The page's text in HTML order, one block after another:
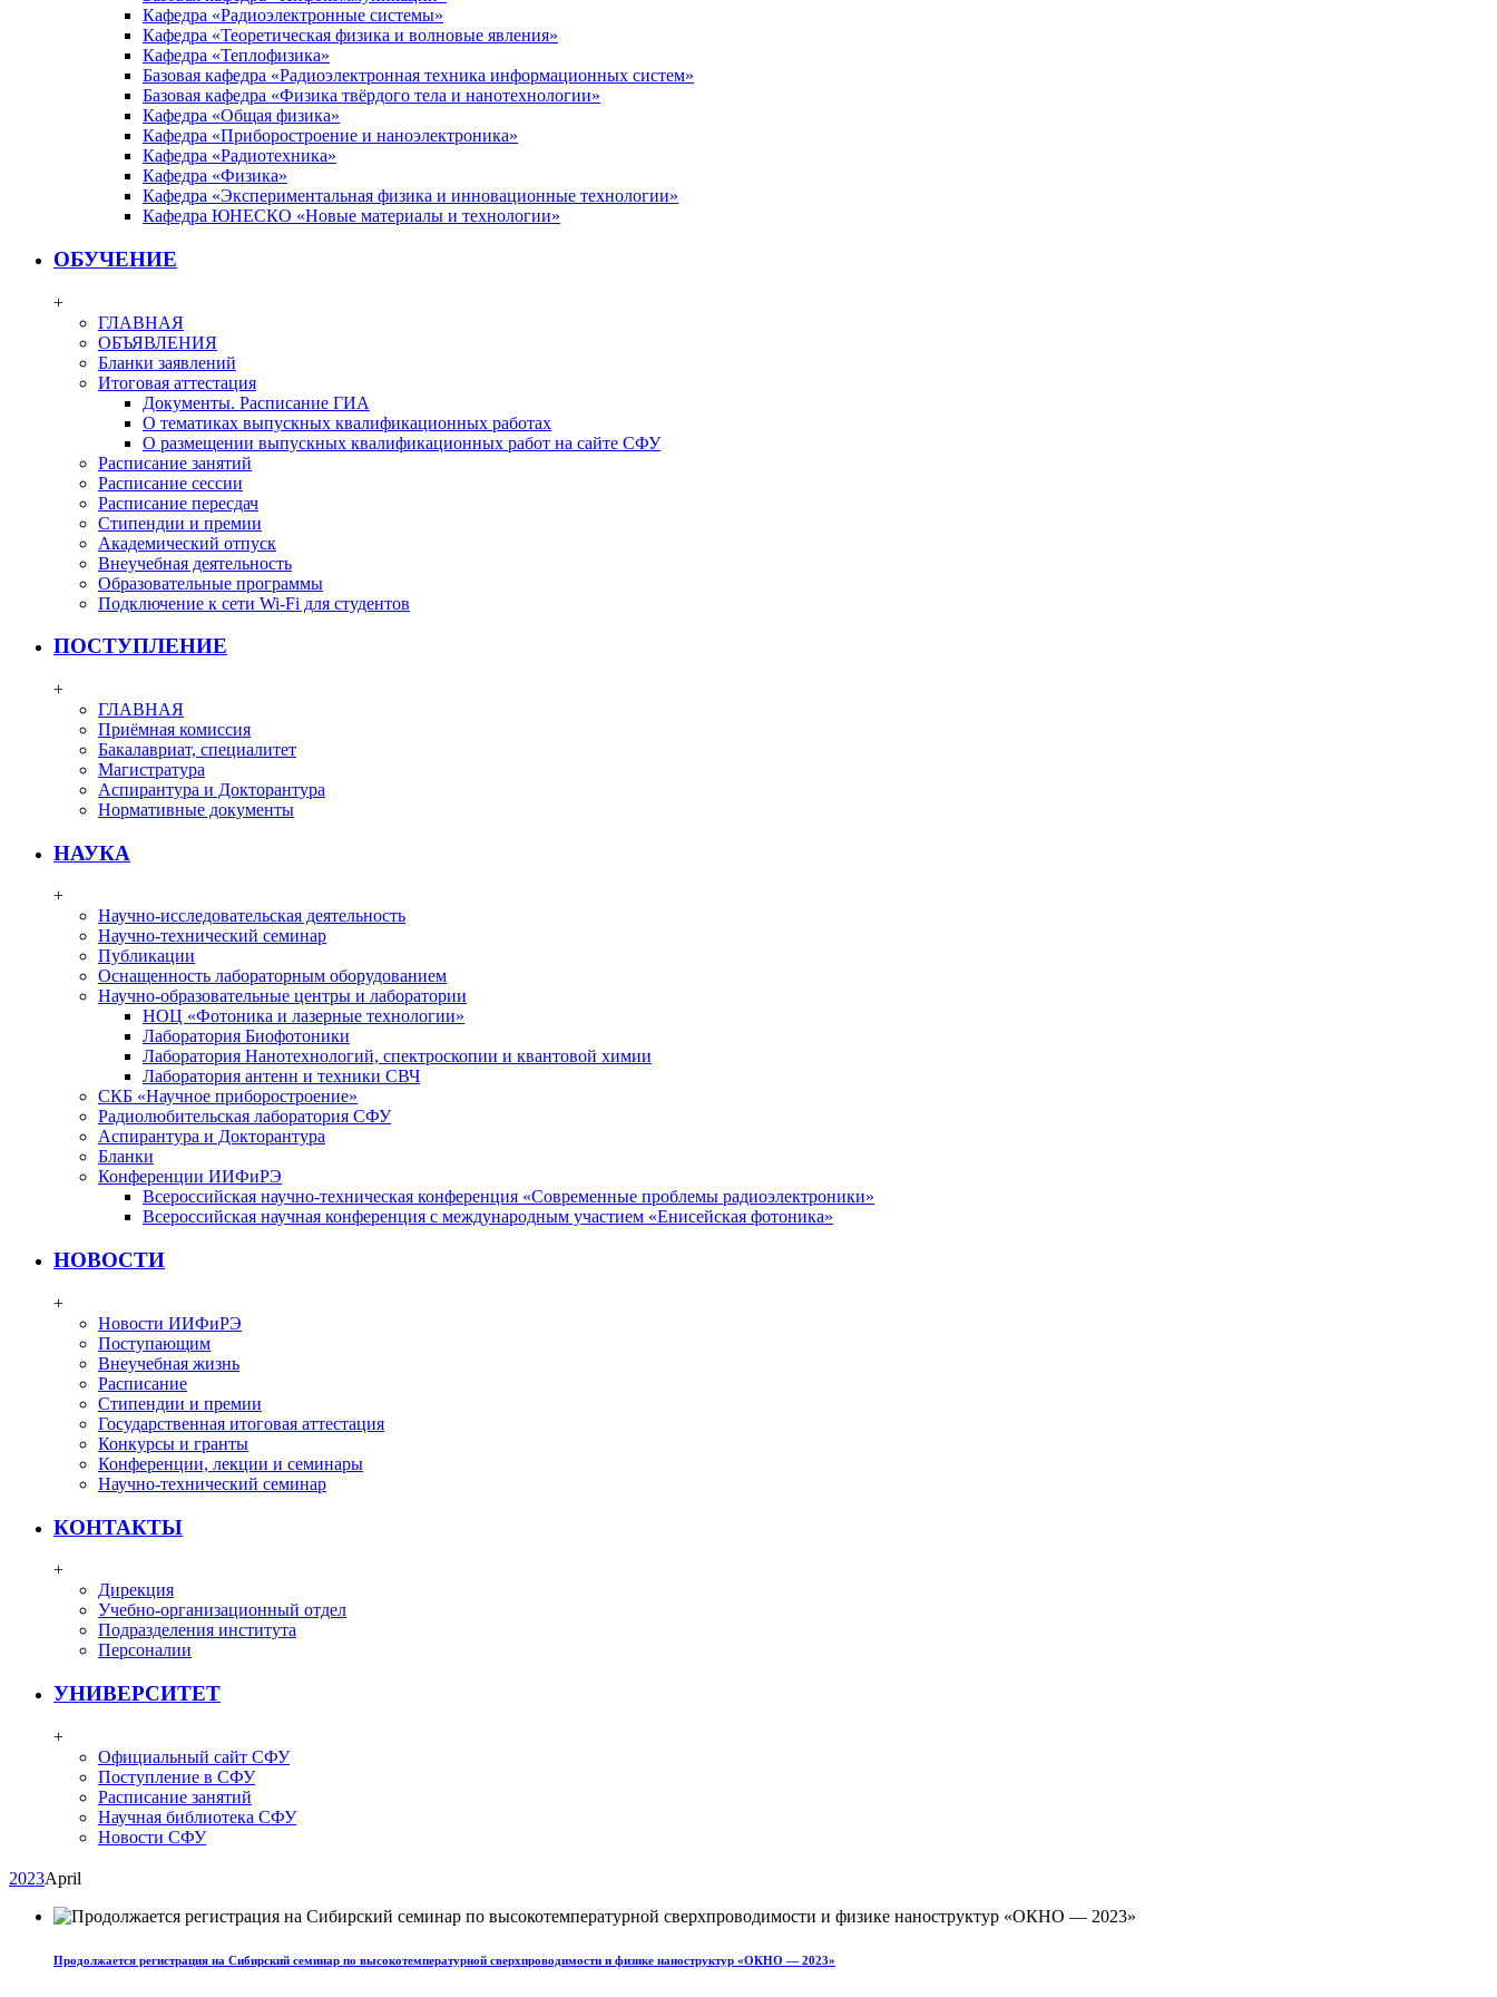
Кафедра «Радиоэлектронные системы»
Кафедра «Теоретическая физика и волновые явления»
Кафедра «Теплофизика»
Базовая кафедра «Радиоэлектронная техника информационных систем»
Базовая кафедра «Физика твёрдого тела и нанотехнологии»
Кафедра «Общая физика»
Кафедра «Приборостроение и наноэлектроника»
Кафедра «Радиотехника»
Кафедра «Физика»
Кафедра «Экспериментальная физика и инновационные технологии»
Кафедра ЮНЕСКО «Новые материалы и технологии»
ОБУЧЕНИЕ
+
ГЛАВНАЯ
ОБЪЯВЛЕНИЯ
Бланки заявлений
Итоговая аттестация
Документы. Расписание ГИА
О тематиках выпускных квалификационных работах
О размещении выпускных квалификационных работ на сайте СФУ
Расписание занятий
Расписание сессии
Расписание пересдач
Стипендии и премии
Академический отпуск
Внеучебная деятельность
Образовательные программы
Подключение к сети Wi-Fi для студентов
ПОСТУПЛЕНИЕ
+
ГЛАВНАЯ
Приёмная комиссия
Бакалавриат, специалитет
Магистратура
Аспирантура и Докторантура
Нормативные документы
НАУКА
+
Научно-исследовательская деятельность
Научно-технический семинар
Публикации
Оснащенность лабораторным оборудованием
Научно-образовательные центры и лаборатории
НОЦ «Фотоника и лазерные технологии»
Лаборатория Биофотоники
Лаборатория Нанотехнологий, спектроскопии и квантовой химии
Лаборатория антенн и техники СВЧ
СКБ «Научное приборостроение»
Радиолюбительская лаборатория СФУ
Аспирантура и Докторантура
Бланки
Конференции ИИФиРЭ
Всероссийская научно-техническая конференция «Современные проблемы радиоэлектроники»
Всероссийская научная конференция с международным участием «Енисейская фотоника»
НОВОСТИ
+
Новости ИИФиРЭ
Поступающим
Внеучебная жизнь
Расписание
Стипендии и премии
Государственная итоговая аттестация
Конкурсы и гранты
Конференции, лекции и семинары
Научно-технический семинар
КОНТАКТЫ
+
Дирекция
Учебно-организационный отдел
Подразделения института
Персоналии
УНИВЕРСИТЕТ
+
Официальный сайт СФУ
Поступление в СФУ
Расписание занятий
Научная библиотека СФУ
Новости СФУ
2023April
Продолжается регистрация на Сибирский семинар по высокотемпературной сверхпроводимости и физике наноструктур «ОКНО — 2023»